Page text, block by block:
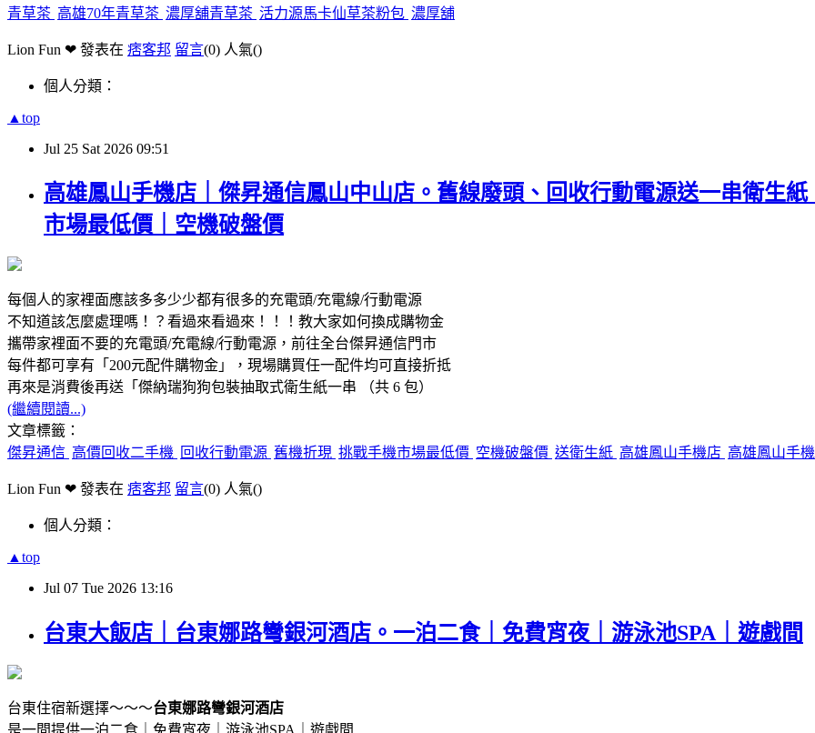
青草茶 高雄70年青草茶 濃厚舖青草茶 活力源馬卡仙草茶粉包 濃厚舖
Lion Fun ❤ 發表在 痞客邦 留言(0) 人氣()
個人分類：
▲top
Jul 25 Sat 2026 09:51
高雄鳳山手機店｜傑昇通信鳳山中山店。舊線廢頭、回收行動電源送一串衛生
市場最低價｜空機破盤價
每個人的家裡面應該多多少少都有很多的充電頭/充電線/行動電源
不知道該怎麼處理嗎！？看過來看過來！！！教大家如何換成購物金
攜帶家裡面不要的充電頭/充電線/行動電源，前往全台傑昇通信門市
每件都可享有「200元配件購物金」，現場購買任一配件均可直接折抵
再來是消費後再送「傑納瑞狗狗包裝抽取式衛生紙一串 （共 6 包）
(繼續閱讀...)
文章標籤：
傑昇通信 高價回收二手機 回收行動電源 舊機折現 挑戰手機市場最低價 空機破盤價 送衛生紙 高雄鳳山手機店 高雄鳳山手
Lion Fun ❤ 發表在 痞客邦 留言(0) 人氣()
個人分類：
▲top
Jul 07 Tue 2026 13:16
台東大飯店｜台東娜路彎銀河酒店。一泊二食｜免費宵夜｜游泳池SPA｜遊戲間
台東住宿新選擇～～～台東娜路彎銀河酒店